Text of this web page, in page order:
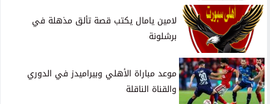
لامين يامال يكتب قصة تألق مذهلة في
برشلونة
موعد مباراة الأهلي وبيراميدز في الدوري
والقناة الناقلة